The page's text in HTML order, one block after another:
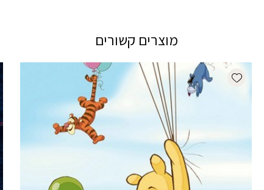
מוצרים קשורים
Add wishlist